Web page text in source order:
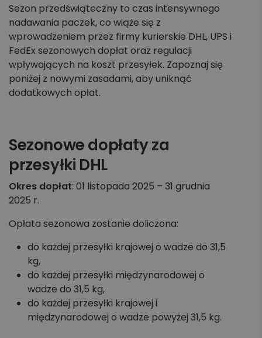
Płatności i faktury
Reklamacje
Nadawanie
Koszyk zleceń, importy, integracje
Przesyłki międzynarodowe
Palety krajowe i międzynarodowe
Regulaminy i Cenniki
Sezon przedświąteczny to czas intensywnego
nadawania paczek, co wiąże się z
wprowadzeniem przez firmy kurierskie DHL, UPS i
FedEx sezonowych dopłat oraz regulacji
wpływających na koszt przesyłek. Zapoznaj się
poniżej z nowymi zasadami, aby uniknąć
dodatkowych opłat.
Sezonowe dopłaty za
przesyłki DHL
Okres dopłat: 01 listopada 2025 – 31 grudnia
2025 r.
Opłata sezonowa zostanie doliczona:
do każdej przesyłki krajowej o wadze do 31,5
kg,
do każdej przesyłki międzynarodowej o
wadze do 31,5 kg,
do każdej przesyłki krajowej i
międzynarodowej o wadze powyżej 31,5 kg.